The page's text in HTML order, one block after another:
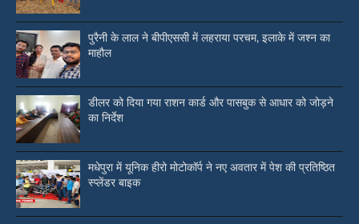
पुरैनी के लाल ने बीपीएससी में लहराया परचम, इलाके में जश्न का
माहौल
डीलर को दिया गया राशन कार्ड और पासबुक से आधार को जोड़ने
का निर्देश
मधेपुरा में यूनिक हीरो मोटोकॉर्प ने नए अवतार में पेश की प्रतिष्ठित
स्प्लेंडर बाइक